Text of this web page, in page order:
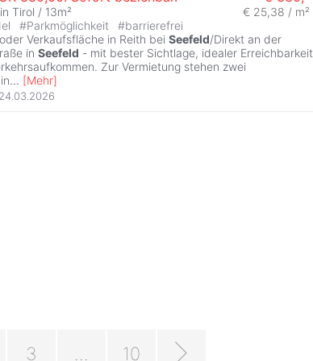
in Tirol / 13m²
€ 25,38 / m²
#Parkmöglichkeit #barrierefrei
Verkaufsfläche in Reith bei Seefeld/Direkt an der
in Seefeld - mit bester Sichtlage, idealer Erreichbarkeit
Zur Vermietung stehen zwei
... [Mehr]
24.03.2026
3 ... 10